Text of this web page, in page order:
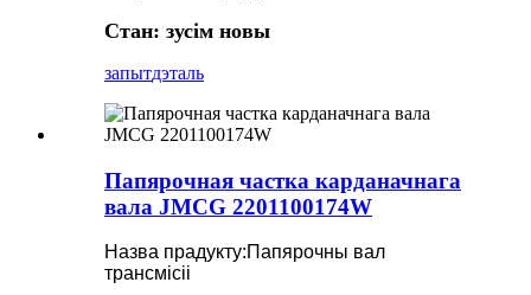
Стан: зусім новы
запытдэталь
Папярочная частка карданачнага
вала JMCG 2201100174W
Назва прадукту: Папярочны вал
трансмісіі